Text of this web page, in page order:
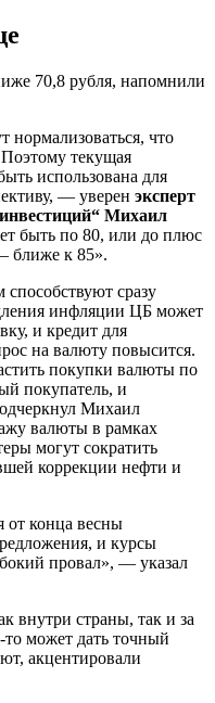
70,8 рубля, напомнили
нормализоваться, что
текущая
использована для
— уверен эксперт
Михаил
быть по 80, или до плюс
ближе к 85».
сразу
инфляции ЦБ может
и кредит для
на валюту повысится.
покупки валюты по
покупатель, и
Михаил
валюты в рамках
могут сократить
коррекции нефти и
от конца весны
и курсы
провал», — указал
внутри страны, так и за
может дать точный
акцентировали